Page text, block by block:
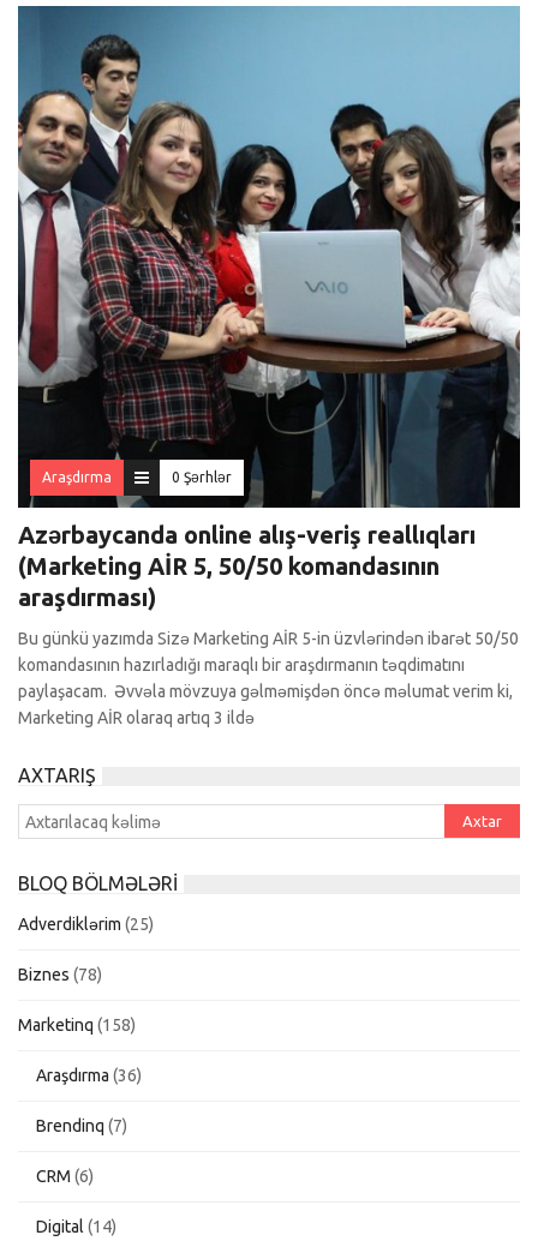
Araşdırma 0 Şərhlər
Azərbaycanda online alış-veriş reallıqları
(Marketing AİR 5, 50/50 komandasının
araşdırması)
Bu günkü yazımda Sizə Marketing AİR 5-in üzvlərindən ibarət 50/50
komandasının hazırladığı maraqlı bir araşdırmanın təqdimatını
paylaşacam. Əvvəla mövzuya gəlməmişdən öncə məlumat verim ki,
Marketing AİR olaraq artıq 3 ildə
AXTARIŞ
BLOQ BÖLMƏLƏRI
Adverdiklərim (25)
Biznes (78)
Marketinq (158)
Araşdırma (36)
Brendinq (7)
CRM (6)
Digital (14)